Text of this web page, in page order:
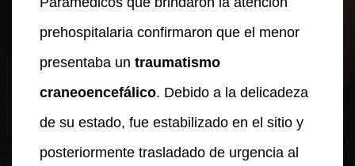
prehospitalaria confirmaron que el menor
presentaba un traumatismo
craneoencefálico. Debido a la delicadeza
de su estado, fue estabilizado en el sitio y
posteriormente trasladado de urgencia al